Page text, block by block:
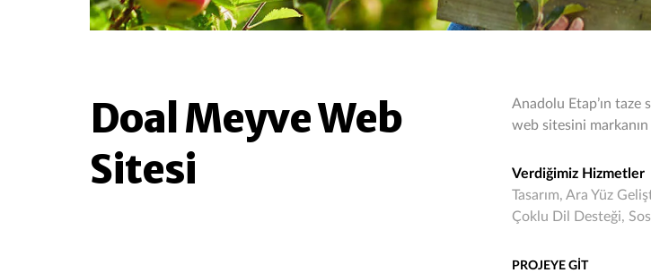
Doal Meyve Web
Sitesi
Anadolu Etap’ın taze
web sitesini
Verdiğimiz Hizmetler
Tasarım, Ara Yüz
Çoklu Dil Desteği,
PROJEYE GİT